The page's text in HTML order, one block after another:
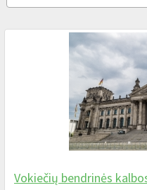
Vokiečių bendrinės